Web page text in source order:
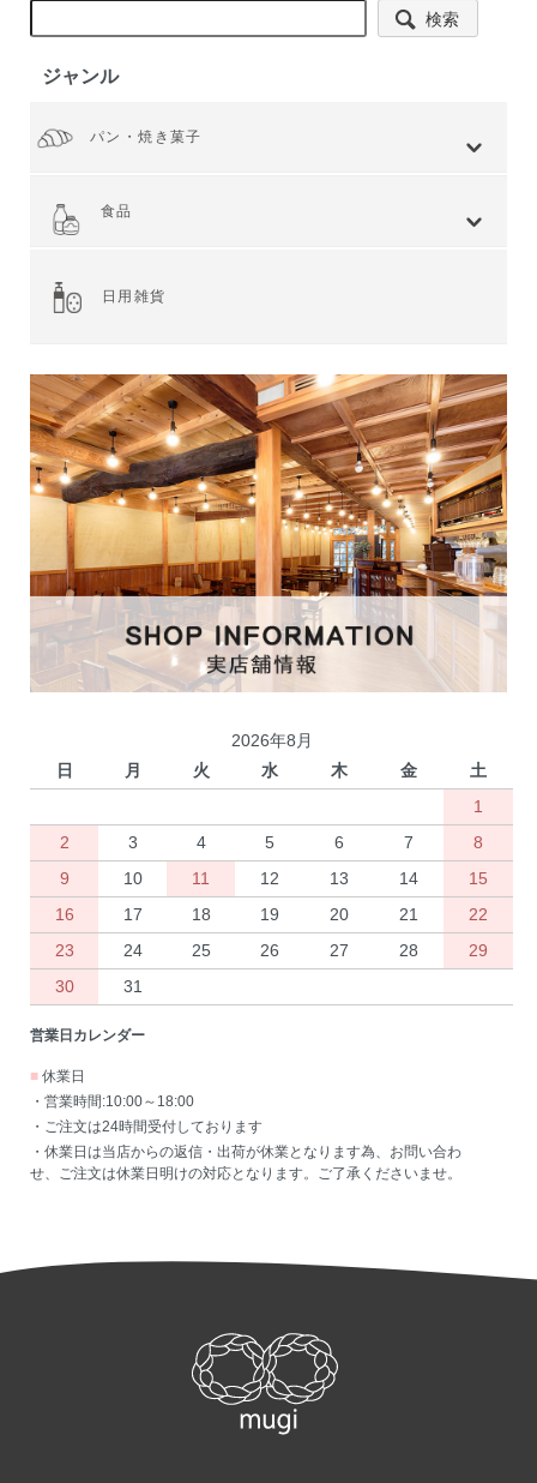
検索
ジャンル
パン・焼き菓子
食品
日用雑貨
2026年8月
日
月 火 水 木 金
土
1
2
3 4 5 6 7
8
9
10 11 12 13 14
15
16
17 18 19 20 21
22
23
24 25 26 27 28
29
30
31
営業日カレンダー
■ 休業日
・営業時間:10:00～18:00
・ご注文は24時間受付しております
・休業日は当店からの返信・出荷が休業となります為、お問い合わ
せ、ご注文は休業日明けの対応となります。ご了承くださいませ。